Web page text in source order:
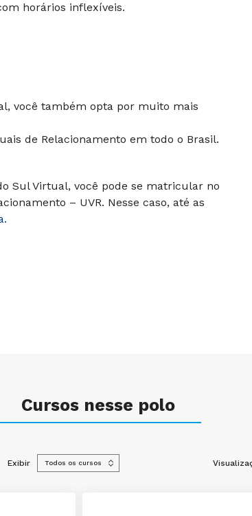
horários inflexíveis.
você também opta por muito mais
de Relacionamento em todo o Brasil.
Sul Virtual, você pode se matricular no
– UVR. Nesse caso, até as
Cursos nesse polo
Exibir